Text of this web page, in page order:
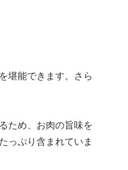
堪能できます。さら
ため、お肉の旨味を
っぷり含まれていま